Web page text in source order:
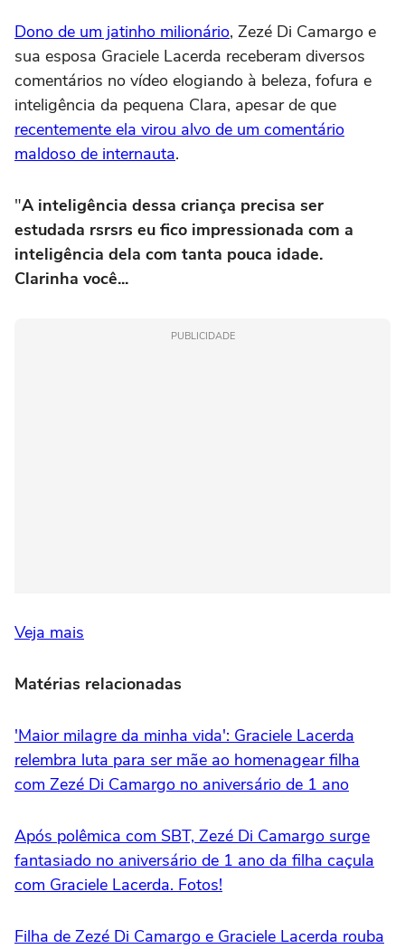
Dono de um jatinho milionário, Zezé Di Camargo e
sua esposa Graciele Lacerda receberam diversos
comentários no vídeo elogiando à beleza, fofura e
inteligência da pequena Clara, apesar de que
recentemente ela virou alvo de um comentário
maldoso de internauta.
"A inteligência dessa criança precisa ser
estudada rsrsrs eu fico impressionada com a
inteligência dela com tanta pouca idade.
Clarinha você...
PUBLICIDADE
Veja mais
Matérias relacionadas
'Maior milagre da minha vida': Graciele Lacerda
relembra luta para ser mãe ao homenagear filha
com Zezé Di Camargo no aniversário de 1 ano
Após polêmica com SBT, Zezé Di Camargo surge
fantasiado no aniversário de 1 ano da filha caçula
com Graciele Lacerda. Fotos!
Filha de Zezé Di Camargo e Graciele Lacerda rouba